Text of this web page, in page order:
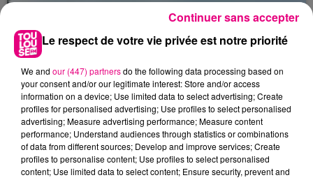
Le respect de votre vie privée est notre priorité
We and our (447) partnersdo the following data processing based on
your consent and/or our legitimate interest: Store and/or access
information on a device; Use limited data to select advertising; Create
profiles for personalised advertising; Use profiles to select personalised
advertising; Measure advertising performance; Measure content
performance; Understand audiences through statistics or combinations
of data from different sources; Develop and improve services; Create
profiles to personalise content; Use profiles to select personalised
content; Use limited data to select content; Ensure security, prevent and
Continuer sans accepter